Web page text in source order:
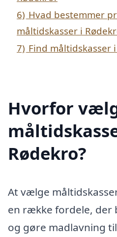
6) Hvad bestemmer
måltidskasser i
7) Find måltidskasser
Hvorfor
Rødekro?
At vælge
en række fordele, der
og gøre madlavning